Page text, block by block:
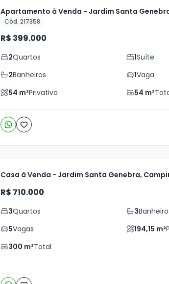
Apartamento à Venda - Jardim Santa
Cód. 217358
R$ 399.000
2Quartos 1Suíte
2Banheiros 1Vaga
54 m²Privativo 54 m²
Casa à Venda - Jardim Santa Genebra,
R$ 710.000
3Quartos 3
5Vagas 194,15 m²
300 m²Total